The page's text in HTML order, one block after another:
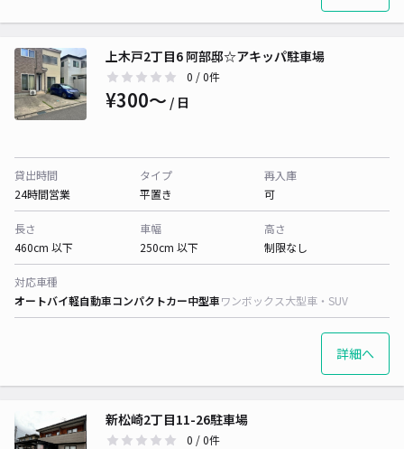
上木戸2丁目6 阿部邸☆アキッパ駐車場
0 / 0件
¥300〜 / 日
貸出時間
24時間営業
タイプ
平置き
再入庫
可
長さ
460cm 以下
車幅
250cm 以下
高さ
制限なし
対応車種
オートバイ軽自動車コンパクトカー中型車ワンボックス大型車・SUV
詳細へ
新松崎2丁目11-26駐車場
0 / 0件